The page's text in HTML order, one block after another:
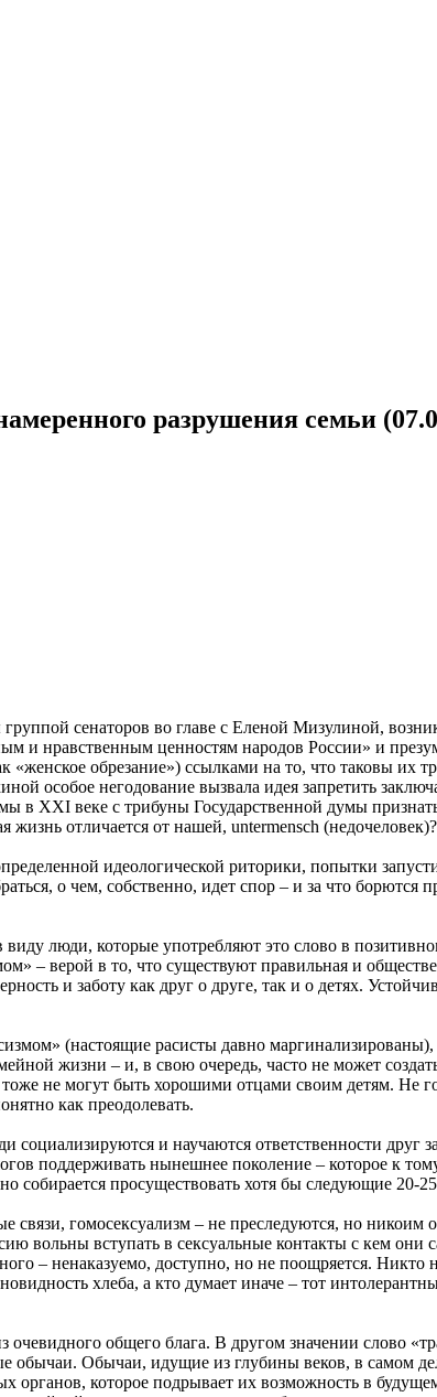
разрушения семьи
сенаторов во главе с Еленой Мизулиной,
нравственным ценностям народов России» и
«женское обрезание») ссылками на то, что таковы их
особое негодование вызвала идея запретить
в XXI веке с трибуны Государственной думы
отличается от нашей, untermensch
идеологической риторики, попытки
о чем, собственно, идет спор – и за что борются
люди, которые употребляют это слово в
– верой в то, что существуют правильная и
и заботу как друг о друге, так и о детях.
(настоящие расисты давно
жизни – и, в свою очередь, часто не может
не могут быть хорошими отцами своим детям. Не
как преодолевать.
и научаются ответственности друг
поддерживать нынешнее поколение – которое к
собирается просуществовать хотя бы следующие 20-25
связи, гомосексуализм – не преследуются, но
вступать в сексуальные контакты с кем они
– ненаказуемо, доступно, но не поощряется. Никто
хлеба, а кто думает иначе – тот
общего блага. В другом значении слово
обычаи. Обычаи, идущие из глубины веков, в самом
органов, которое подрывает их возможность в